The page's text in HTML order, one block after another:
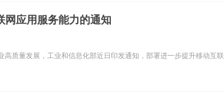
网应用服务能力的通知
质量发展，工业和信息化部近日印发通知，部署进一步提升移动互联